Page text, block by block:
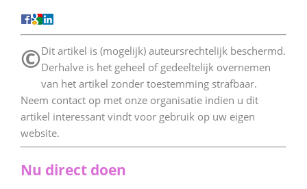
© Dit artikel is (mogelijk) auteursrechtelijk beschermd.
Derhalve is het geheel of gedeeltelijk overnemen
van het artikel zonder toestemming strafbaar.
Neem contact op met onze organisatie indien u dit
artikel interessant vindt voor gebruik op uw eigen
website.
Nu direct doen